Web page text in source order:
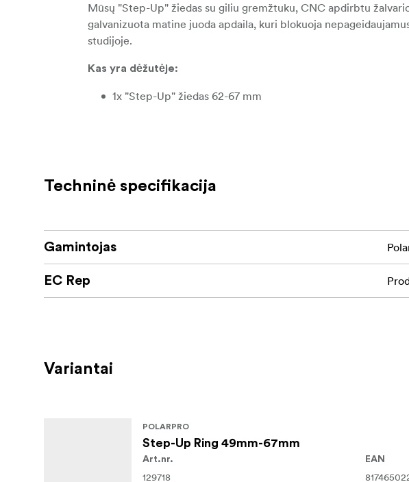
Mūsų "Step-Up" žiedas su giliu gremžtuku, CNC apdirbtu
galvanizuota matine juoda apdaila, kuri blokuoja
studijoje.
Kas yra dėžutėje:
1x "Step-Up" žiedas 62-67 mm
Techninė specifikacija
Gamintojas
EC Rep
Variantai
POLARPRO
Step-Up Ring 49mm-67mm
Art.nr.
129718
EAN